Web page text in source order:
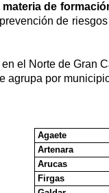
de
de
el Norte de Gran
agrupa por
Agaete
Artenara
Arucas
Firgas